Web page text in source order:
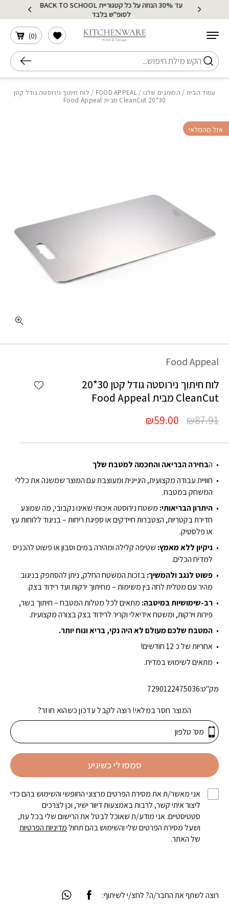
Skip to Content
עד 30% הנחה על כל קטגוריית BACK TO SCHOOL
לסופ"ש בלבד
חיפוש
(
0
)
הרשימה שלי
עמוד הבית / המותגים שלנו /
FOOD APPEAL / לוח חיתוך נירוסטה גודל קטן
30*20 CleanCut מבית Food Appeal
Food Appeal
wishlist
לוח חיתוך נירוסטה גודל קטן 30*20
CleanCut מבית Food Appeal
₪87.91
המחיר
היה:
₪87.91.
₪59.00 המחיר
הוא:
₪59.00.
הבחירה הבריאה והחכמה למטבח שלך
חוויית עבודה מקצועית, היגיינית ומעוצבת עם המוצר שמשנה את כללי
המשחק במטבח.
היתרון הבריאותי: משטח נירוסטה איכותי שאינו נקבובי, מה שמונע
חדירת בקטריות, הצטברות חיידקים או ספיגת ריחות – בניגוד ללוחות עץ
או פלסטיק.
ניקיון ללא מאמץ: שטיפה קלילה ומהירה במים וסבון או פשוט להכניס
למדיח הכלים.
פשוט לנגב ולהמשיך:בזכות המשטח החלק, ניתן להסתפק בניגוב
מהיר עם מטלית לחה בין משימות – מחיתוך ירקות ועד רידוד בצק.
רב-שימושיות במיטבה: מתאים לכל מטלות המטבח – חיתוך בשר,
פירות וירקות, ומשטח אידיאלי וקריר לרידוד בצק בצורה מקצועית.
המטבח שלכם מעולם לא היה נקי, בריא ונוח יותר.
אחריות של כ 12 חודשים!
מתאים לשימוש במדיח.
מק"ט:7290122475036
המוצר חסר במלאי! רוצה לקבל עדכון כשהוא חוזר?
סמסו לי כשיגיע
אני מאשר/ת את מסירת הפרטים מרצוני החופשי והשימוש בהם כדי
ליצור איתי קשר, לרבות באמצעות דיוור ישיר, וכן לצרכים
סטטיסטיים. אני מודע/ת שאוכל לבטל את הרישום שלי בכל עת,
ושעל מסירת הפרטים שלי והשימוש בהם תחולמדיניות הפרטיות
של האתר.
רוצה לשתף את החבר/ה? לחצ/י לשיתוף:
אזל מהמלאי
בחזרה למעלה